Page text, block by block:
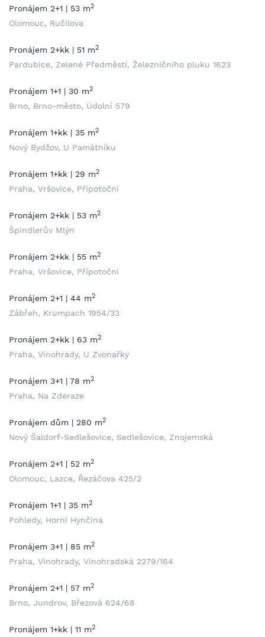
Pronájem 2+1 | 53 m2
Olomouc, Ručilova
Pronájem 2+kk | 51 m2
Pardubice, Zelené Předměstí, Železničního pluku 1623
Pronájem 1+1 | 30 m2
Brno, Brno-město, Údolní 579
Pronájem 1+kk | 35 m2
Nový Bydžov, U Památníku
Pronájem 1+kk | 29 m2
Praha, Vršovice, Přípotoční
Pronájem 2+kk | 53 m2
Špindlerův Mlýn
Pronájem 2+kk | 55 m2
Praha, Vršovice, Přípotoční
Pronájem 2+1 | 44 m2
Zábřeh, Krumpach 1954/33
Pronájem 2+kk | 63 m2
Praha, Vinohrady, U Zvonařky
Pronájem 3+1 | 78 m2
Praha, Na Zderaze
Pronájem dům | 280 m2
Nový Šaldorf-Sedlešovice, Sedlešovice, Znojemská
Pronájem 2+1 | 52 m2
Olomouc, Lazce, Řezáčova 425/2
Pronájem 1+1 | 35 m2
Pohledy, Horní Hynčina
Pronájem 3+1 | 85 m2
Praha, Vinohrady, Vinohradská 2279/164
Pronájem 2+1 | 57 m2
Brno, Jundrov, Březová 624/68
Pronájem 1+kk | 11 m2